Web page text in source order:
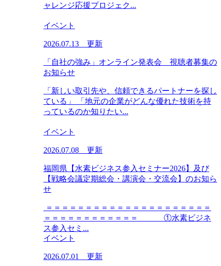
ャレンジ応援プロジェク...
イベント
2026.07.13 更新
「自社の強み」オンライン発表会 視聴者募集の
お知らせ
「新しい取引先や、信頼できるパートナーを探し
ている」 「地元の企業がどんな優れた技術を持
っているのか知りたい...
イベント
2026.07.08 更新
福岡県【水素ビジネス参入セミナー2026】及び
【戦略会議定期総会・講演会・交流会】のお知ら
せ
＝＝＝＝＝＝＝＝＝＝＝＝＝＝＝＝＝＝＝＝＝
＝＝＝＝＝＝＝＝＝＝＝＝ ①水素ビジネ
ス参入セミ...
イベント
2026.07.01 更新